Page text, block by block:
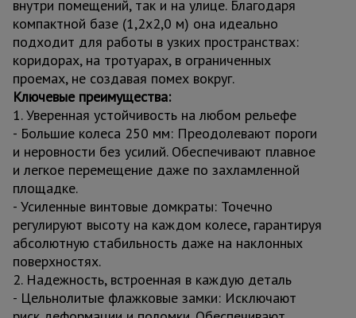
внутри помещений, так и на улице. Благодаря
компактной базе (1,2x2,0 м) она идеально
подходит для работы в узких пространствах:
коридорах, на тротуарах, в ограниченных
проемах, не создавая помех вокруг.
Ключевые преимущества:
1. Уверенная устойчивость на любом рельефе
- Большие колеса 250 мм: Преодолевают пороги
и неровности без усилий. Обеспечивают плавное
и легкое перемещение даже по захламленной
площадке.
- Усиленные винтовые домкраты: Точечно
регулируют высоту на каждом колесе, гарантируя
абсолютную стабильность даже на наклонных
поверхностях.
2. Надежность, встроенная в каждую деталь
- Цельнолитые флажковые замки: Исключают